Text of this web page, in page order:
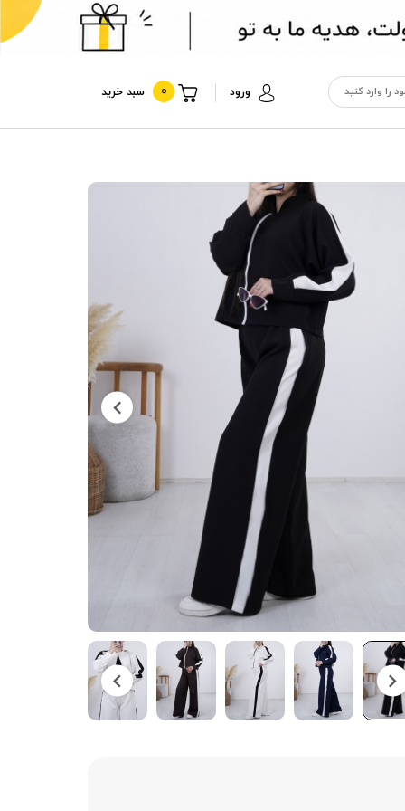
ورود 0 سبد خرید